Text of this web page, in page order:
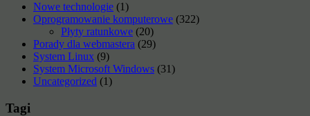
Nowe technologie (1)
Oprogramowanie komputerowe (322)
Płyty ratunkowe (20)
Porady dla webmastera (29)
System Linux (9)
System Microsoft Windows (31)
Uncategorized (1)
Tagi